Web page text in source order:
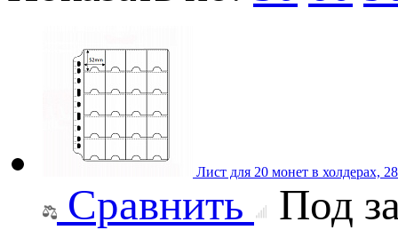
Лист для 20 монет в холдерах,
Сравнить Под